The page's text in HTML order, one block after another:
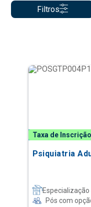
Filtros
Taxa de
Psiquiatria
Pós com